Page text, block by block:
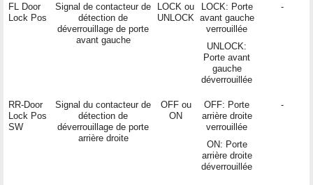
FL Door
Lock Pos
Signal de contacteur de
détection de
déverrouillage de porte
avant gauche
LOCK ou
UNLOCK
LOCK: Porte
avant gauche
verrouillée
UNLOCK:
Porte avant
gauche
déverrouillée
-
RR-Door
Lock Pos
SW
Signal du contacteur de
détection de
déverrouillage de porte
arrière droite
OFF ou
ON
OFF: Porte
arrière droite
verrouillée
ON: Porte
arrière droite
déverrouillée
-